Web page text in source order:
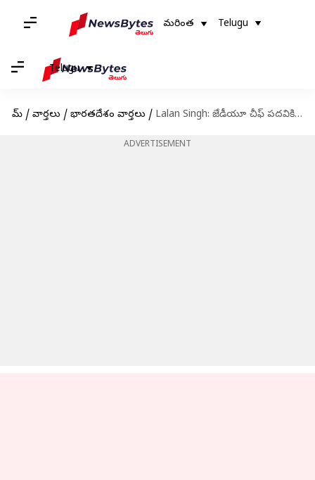
మరింత Telugu
Telugu
హోమ్ / వార్తలు / భారతదేశం వార్తలు / Lalan Singh: జేడీయూ చీఫ్‌ పదవికి లలన్‌ సింగ్‌ రాజీనామా.. కొత్త JDU చీఫ్ గా నితీష్ కుమార్
ADVERTISEMENT